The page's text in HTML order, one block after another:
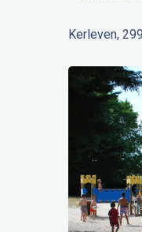
Kerleven,